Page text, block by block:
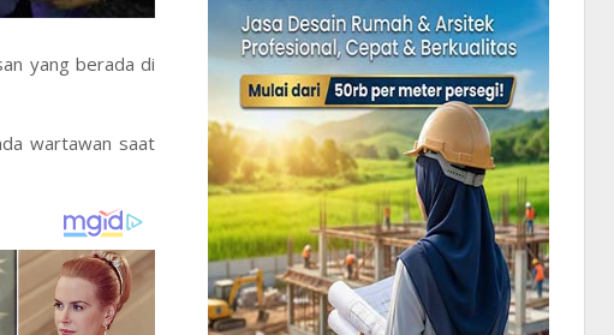
yang berada di
wartawan saat